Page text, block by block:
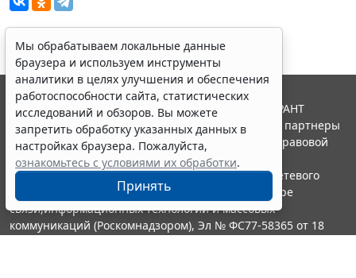
Мы обрабатываем локальные данные
браузера и используем инструменты
аналитики в целях улучшения и обеспечения
работоспособности сайта, статистических
исследований и обзоров. Вы можете
запретить обработку указанных данных в
настройках браузера. Пожалуйста,
ознакомьтесь с условиями их обработки.
Принять
© ООО "НПП "ГАРАНТ-СЕРВИС", 2026. Система ГАРАНТ
выпускается с 1990 года. Компания "Гарант" и ее партнеры
являются участниками Российской ассоциации правовой
информации ГАРАНТ.
Портал ГАРАНТ.РУ зарегистрирован в качестве сетевого
издания Федеральной службой по надзору в сфере
связи,информационных технологий и массовых
коммуникаций (Роскомнадзором), Эл № ФС77-58365 от 18